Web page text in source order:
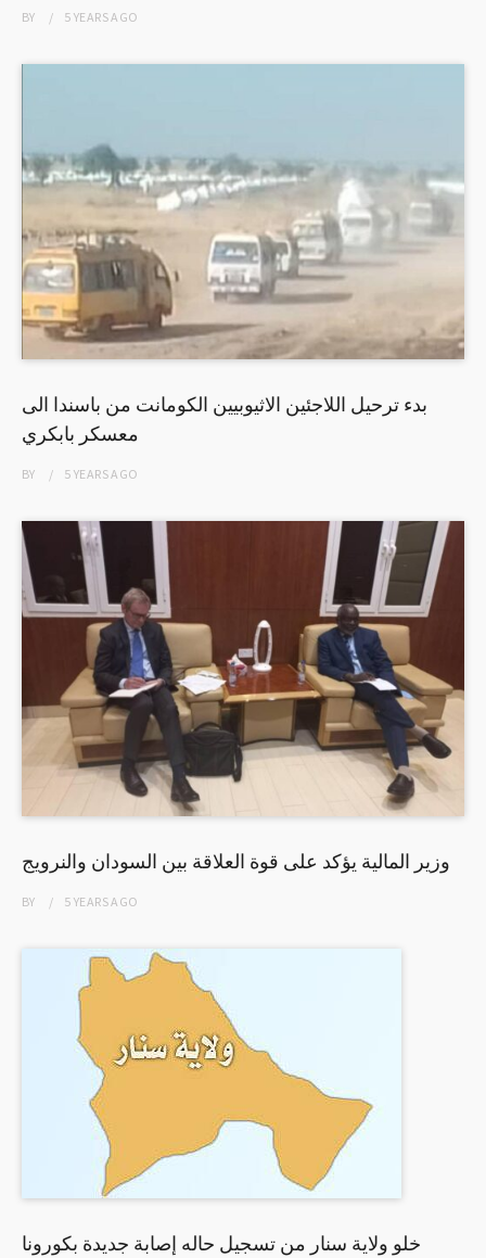
BY 5 YEARSAGO
بدء ترحيل اللاجئين الاثيوبيين الكومانت من باسندا الى
معسكر بابكري
BY 5 YEARSAGO
وزير المالية يؤكد على قوة العلاقة بين السودان والنرويج
BY 5 YEARSAGO
خلو ولاية سنار من تسجيل حاله إصابة جديدة بكورونا